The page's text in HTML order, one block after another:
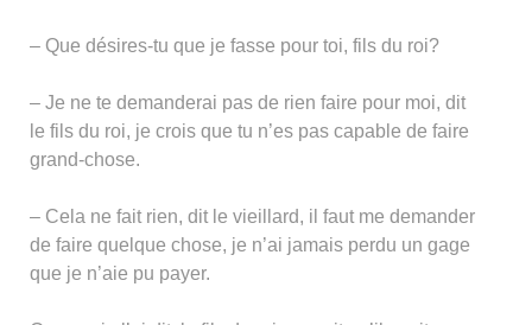
– Que désires-tu que je fasse pour toi, fils du roi?
– Je ne te demanderai pas de rien faire pour moi, dit
le fils du roi, je crois que tu n’es pas capable de faire
grand-chose.
– Cela ne fait rien, dit le vieillard, il faut me demander
de faire quelque chose, je n’ai jamais perdu un gage
que je n’aie pu payer.